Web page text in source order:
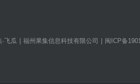
飞瓜 福州果集信息科技有限公司 闽ICP备